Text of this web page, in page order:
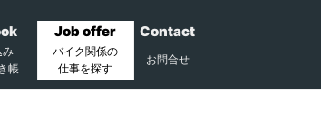
み
帳
Job offer
バイク関係の
仕事を探す
Contact
お問合せ